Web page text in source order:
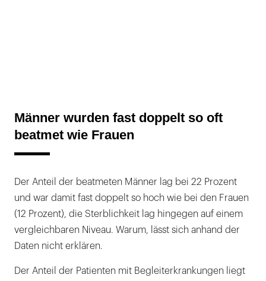
Männer wurden fast doppelt so oft
beatmet wie Frauen
Der Anteil der beatmeten Männer lag bei 22 Prozent
und war damit fast doppelt so hoch wie bei den Frauen
(12 Prozent), die Sterblichkeit lag hingegen auf einem
vergleichbaren Niveau. Warum, lässt sich anhand der
Daten nicht erklären.
Der Anteil der Patienten mit Begleiterkrankungen liegt